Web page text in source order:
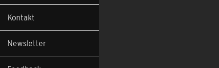
Kontakt
Newsletter